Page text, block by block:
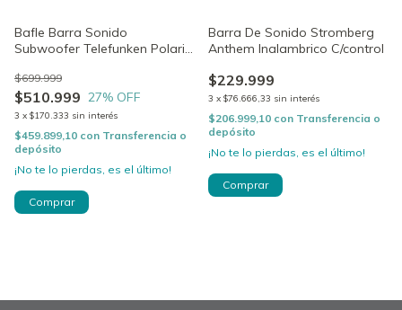
Bafle Barra Sonido
Subwoofer Telefunken Polaris
$510.999
$699.999
27% OFF
3 x $170.333 sin interés
$459.899,10 con Transferencia o
depósito
¡No te lo pierdas, es el último!
Barra De Sonido Stromberg
Anthem Inalambrico C/control
$229.999
3 x $76.666,33 sin interés
$206.999,10 con Transferencia o
depósito
¡No te lo pierdas, es el último!